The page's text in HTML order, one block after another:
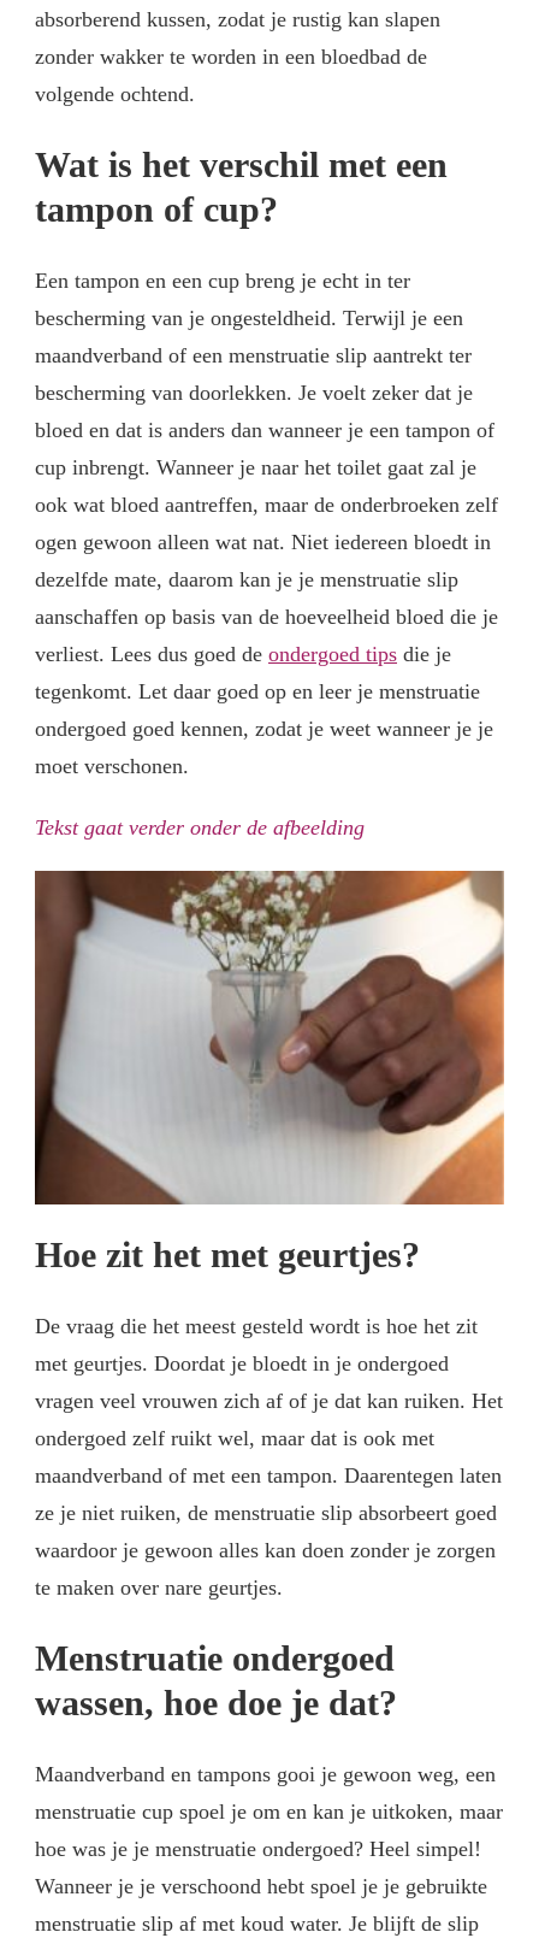
absorberend kussen, zodat je rustig kan slapen
zonder wakker te worden in een bloedbad de
volgende ochtend.
Wat is het verschil met een
tampon of cup?
Een tampon en een cup breng je echt in ter
bescherming van je ongesteldheid. Terwijl je een
maandverband of een menstruatie slip aantrekt ter
bescherming van doorlekken. Je voelt zeker dat je
bloed en dat is anders dan wanneer je een tampon of
cup inbrengt. Wanneer je naar het toilet gaat zal je
ook wat bloed aantreffen, maar de onderbroeken zelf
ogen gewoon alleen wat nat. Niet iedereen bloedt in
dezelfde mate, daarom kan je je menstruatie slip
aanschaffen op basis van de hoeveelheid bloed die je
verliest. Lees dus goed de ondergoed tips die je
tegenkomt. Let daar goed op en leer je menstruatie
ondergoed goed kennen, zodat je weet wanneer je je
moet verschonen.
Tekst gaat verder onder de afbeelding
Hoe zit het met geurtjes?
De vraag die het meest gesteld wordt is hoe het zit
met geurtjes. Doordat je bloedt in je ondergoed
vragen veel vrouwen zich af of je dat kan ruiken. Het
ondergoed zelf ruikt wel, maar dat is ook met
maandverband of met een tampon. Daarentegen laten
ze je niet ruiken, de menstruatie slip absorbeert goed
waardoor je gewoon alles kan doen zonder je zorgen
te maken over nare geurtjes.
Menstruatie ondergoed
wassen, hoe doe je dat?
Maandverband en tampons gooi je gewoon weg, een
menstruatie cup spoel je om en kan je uitkoken, maar
hoe was je je menstruatie ondergoed? Heel simpel!
Wanneer je je verschoond hebt spoel je je gebruikte
menstruatie slip af met koud water. Je blijft de slip